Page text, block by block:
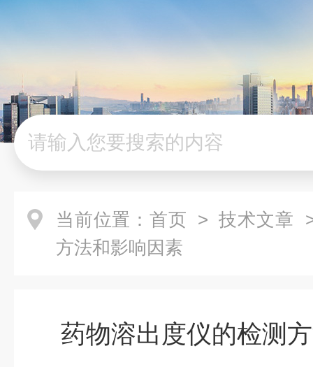
当前位置： 首页 > 技术文章
方法和影响因素
药物溶出度仪的检测